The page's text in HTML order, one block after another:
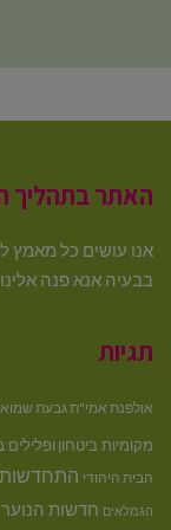
האתר בתהליך
אנו עושים כל
בבעיה אנא פנה
תגיות
אולפנת אמי"ת גבעת
מקומיות ביטחון ופלילים
הבית היהודי התחדשות
הגמלאים חדשות הנוער